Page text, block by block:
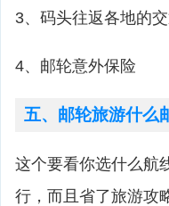
3、码头往返各地的
4、邮轮意外保险
五、邮轮旅游什么
这个要看你选什么航
行，而且省了旅游攻